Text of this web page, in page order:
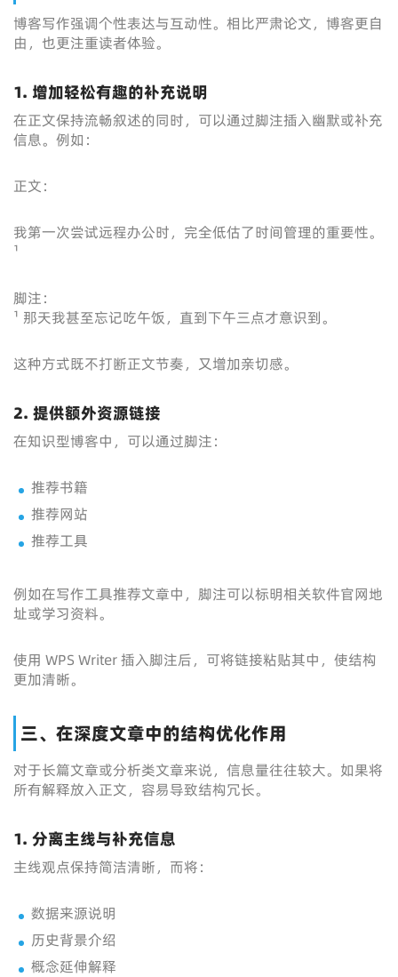
博客写作强调个性表达与互动性。相比严肃论文，博客更自
由，也更注重读者体验。
1. 增加轻松有趣的补充说明
在正文保持流畅叙述的同时，可以通过脚注插入幽默或补充
信息。例如：
正文：
我第一次尝试远程办公时，完全低估了时间管理的重要性。
¹
脚注：
¹ 那天我甚至忘记吃午饭，直到下午三点才意识到。
这种方式既不打断正文节奏，又增加亲切感。
2. 提供额外资源链接
在知识型博客中，可以通过脚注：
推荐书籍
推荐网站
推荐工具
例如在写作工具推荐文章中，脚注可以标明相关软件官网地
址或学习资料。
使用 WPS Writer 插入脚注后，可将链接粘贴其中，使结构
更加清晰。
三、在深度文章中的结构优化作用
对于长篇文章或分析类文章来说，信息量往往较大。如果将
所有解释放入正文，容易导致结构冗长。
1. 分离主线与补充信息
主线观点保持简洁清晰，而将：
数据来源说明
历史背景介绍
概念延伸解释